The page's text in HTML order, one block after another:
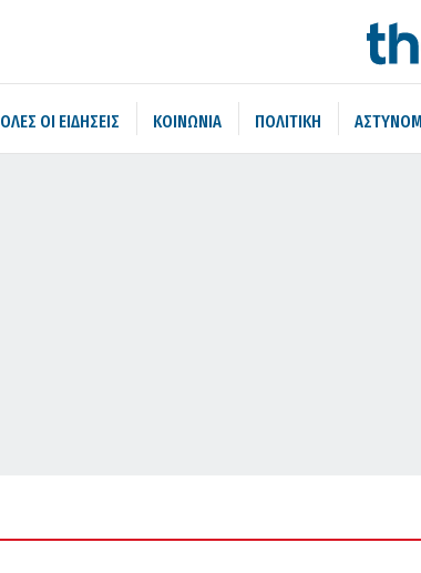
ΌΛΕΣ ΟΙ ΕΙΔΉΣΕΙΣ ΚΟΙΝΩΝΙΑ ΠΟΛΙΤΙΚΗ